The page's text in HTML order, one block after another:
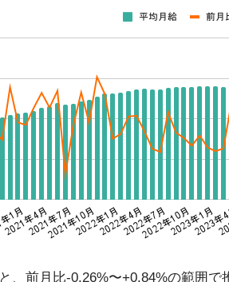
、前月比-0.26%〜+0.84%の範囲